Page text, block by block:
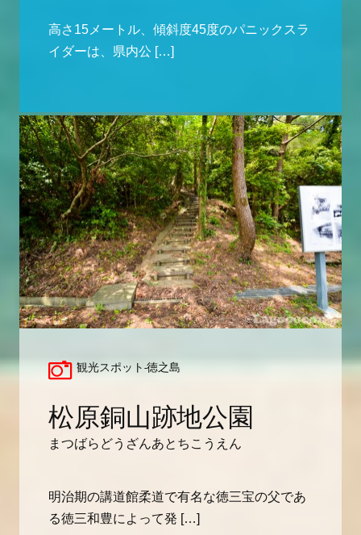
高さ15メートル、傾斜度45度のパニックスラ
イダーは、県内公 […]
観光スポット-徳之島
松原銅山跡地公園
まつばらどうざんあとちこうえん
明治期の講道館柔道で有名な徳三宝の父であ
る徳三和豊によって発 […]